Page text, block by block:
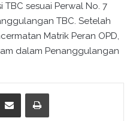
sesuai Perwal No. 7
TBC. Setelah
Matrik Peran OPD,
dalam Penanggulangan